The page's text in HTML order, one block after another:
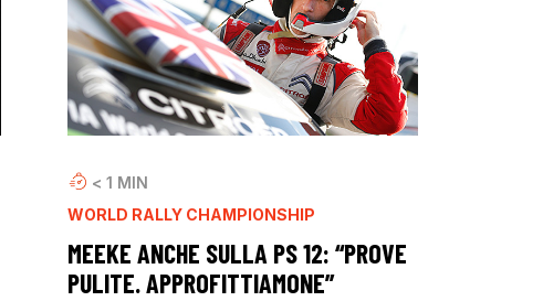
< 1 MIN
WORLD RALLY CHAMPIONSHIP
MEEKE ANCHE SULLA PS 12: “PROVE
PULITE. APPROFITTIAMONE”